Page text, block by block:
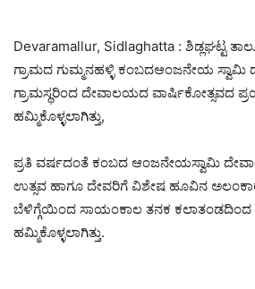
Devaramallur, Sidlaghatta : ಶಿಡ್ಲಘಟ್ಟ
ಗ್ರಾಮದ ಗುಮ್ಮನಹಳ್ಳಿ ಕಂಬದಆಂಜನೇಯ ಸ್ವಾಮಿ
ಗ್ರಾಮಸ್ಥರಿಂದ ದೇವಾಲಯದ ವಾರ್ಷಿಕೋತ್ಸವದ
ಹಮ್ಮಿಕೊಳ್ಳಲಾಗಿತ್ತು,
ಪ್ರತಿ ವರ್ಷದಂತೆ ಕಂಬದ ಆಂಜನೇಯಸ್ವಾಮಿ
ಉತ್ಸವ ಹಾಗೂ ದೇವರಿಗೆ ವಿಶೇಷ ಹೂವಿನ
ಬೆಳಿಗ್ಗೆಯಿಂದ ಸಾಯಂಕಾಲ ತನಕ
ಹಮ್ಮಿಕೊಳ್ಳಲಾಗಿತ್ತು.